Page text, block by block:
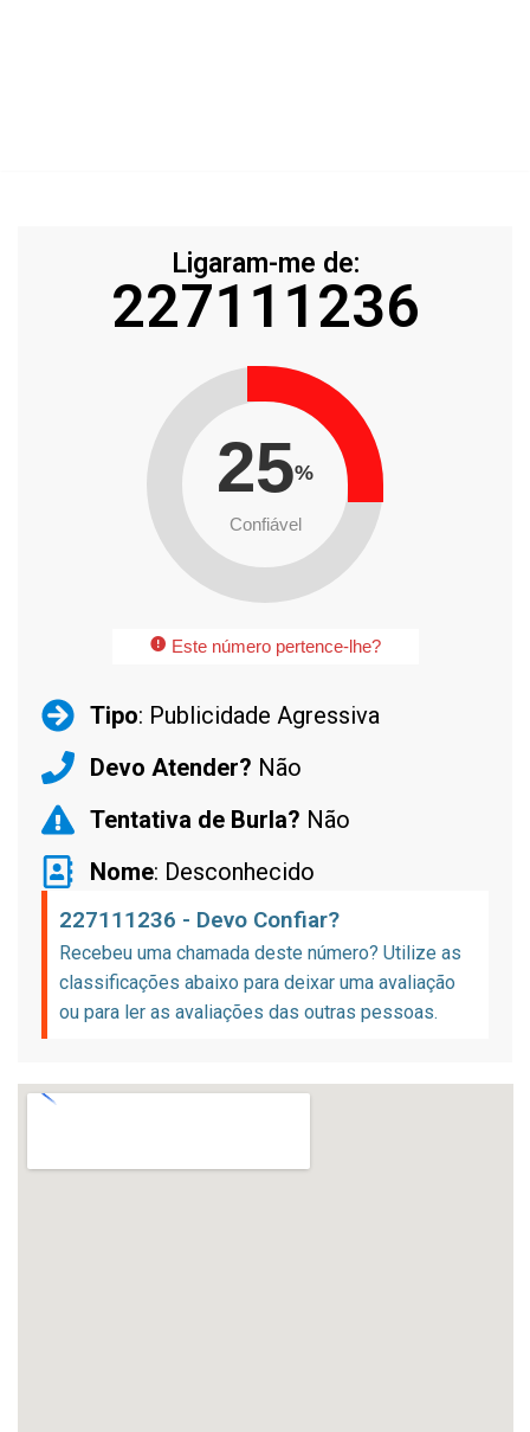
Ligaram-me de:
227111236
25%
Confiável
Este número pertence-lhe?
Tipo: Publicidade Agressiva
Devo Atender? Não
Tentativa de Burla? Não
Nome: Desconhecido
227111236 - Devo Confiar?
Recebeu uma chamada deste número? Utilize as
classificações abaixo para deixar uma avaliação
ou para ler as avaliações das outras pessoas.